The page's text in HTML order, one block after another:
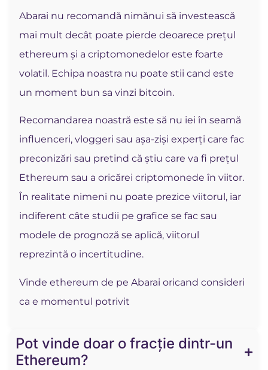
Abarai nu recomandă nimănui să investească
mai mult decât poate pierde deoarece prețul
ethereum și a criptomonedelor este foarte
volatil. Echipa noastra nu poate stii cand este
un moment bun sa vinzi bitcoin.
Recomandarea noastră este să nu iei în seamă
influenceri, vloggeri sau așa-ziși experți care fac
preconizări sau pretind că știu care va fi prețul
Ethereum sau a oricărei criptomonede în viitor.
În realitate nimeni nu poate prezice viitorul, iar
indiferent câte studii pe grafice se fac sau
modele de prognoză se aplică, viitorul
reprezintă o incertitudine.
Vinde ethereum de pe Abarai oricand consideri
ca e momentul potrivit
Pot vinde doar o fracție dintr-un
Ethereum?